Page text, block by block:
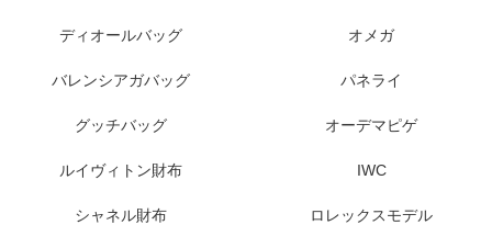
ディオールバッグ
バレンシアガバッグ
グッチバッグ
ルイヴィトン財布
シャネル財布
オメガ
パネライ
オーデマピゲ
IWC
ロレックスモデル